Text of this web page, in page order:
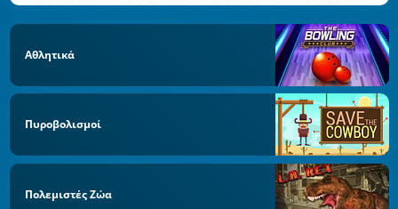
Αθλητικά
Πυροβολισμοί
Πολεμιστές Ζώα